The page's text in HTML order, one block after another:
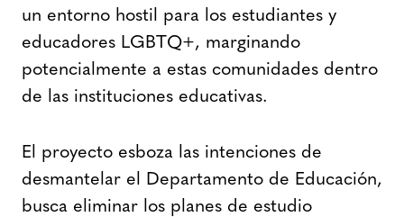
un entorno hostil para los estudiantes y
educadores LGBTQ+, marginando
potencialmente a estas comunidades dentro
de las instituciones educativas.
El proyecto esboza las intenciones de
desmantelar el Departamento de Educación,
busca eliminar los planes de estudio